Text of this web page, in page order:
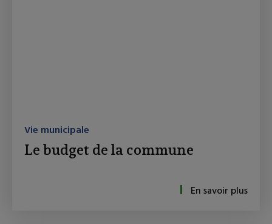
Vie municipale
Le budget de la commune
En savoir plus